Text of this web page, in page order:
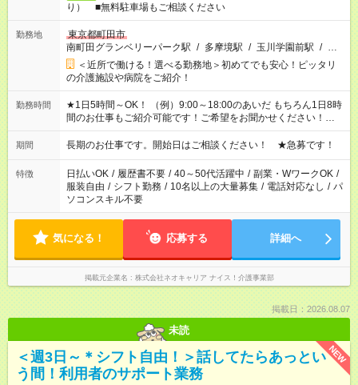
り） ■無料駐車場もご相談ください
勤務地
東京都町田市
南町田グランベリーパーク駅 / 多摩境駅 / 玉川学園前駅 / …
＜近所で働ける！選べる勤務地＞初めてでも安心！ピッタリ
の介護施設や病院をご紹介！
勤務時間
★1日5時間～OK！ （例）9:00～18:00のあいだ もちろん1日8時
間のお仕事もご紹介可能です！ご希望をお聞かせください！★家
庭の都合でお休みが必要な場合も遠慮なくご相談ください。 ※
週最低15時間以上の勤務が必要です
期間 長期のお仕事です。開始日はご相談ください！ ★急募です！
特徴 日払いOK / 履歴書不要 / 40～50代活躍中 / 副業・WワークOK /
服装自由 / シフト勤務 / 10名以上の大量募集 / 電話対応なし / パ
ソコンスキル不要
気になる！ 応募する 詳細へ
掲載元企業名 株式会社ネオキャリア ナイス！介護事業部
掲載日：2026.08.07
未読
NEW
＜週3日～＊シフト自由！＞話してたらあっとい
う間！利用者のサポート業務